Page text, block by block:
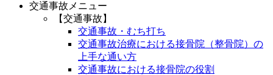
交通事故メニュー
【交通事故】
交通事故・むち打ち
交通事故治療における接骨院（整骨院）の
上手な通い方
交通事故における接骨院の役割